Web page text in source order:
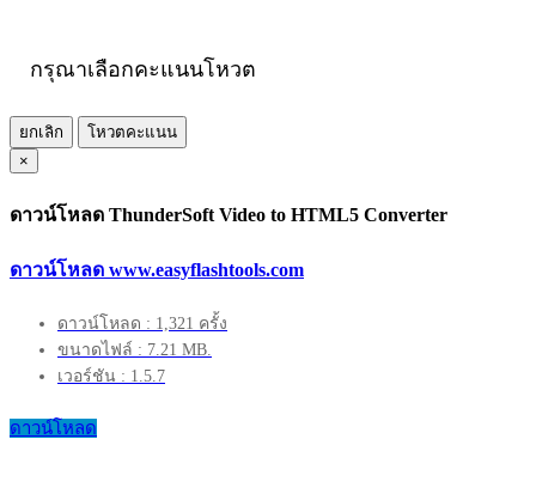
กรุณาเลือกคะแนนโหวต
ยกเลิก
โหวตคะแนน
×
ดาวน์โหลด ThunderSoft Video to HTML5 Converter
ดาวน์โหลด www.easyflashtools.com
ดาวน์โหลด : 1,321 ครั้ง
ขนาดไฟล์ : 7.21 MB.
เวอร์ชัน : 1.5.7
ดาวน์โหลด